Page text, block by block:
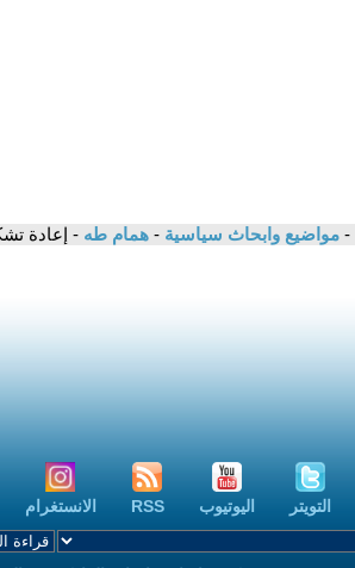
- مواضيع وابحاث سياسية - همام طه - إعادة
التويتر اليوتيوب RSS الانستغرام